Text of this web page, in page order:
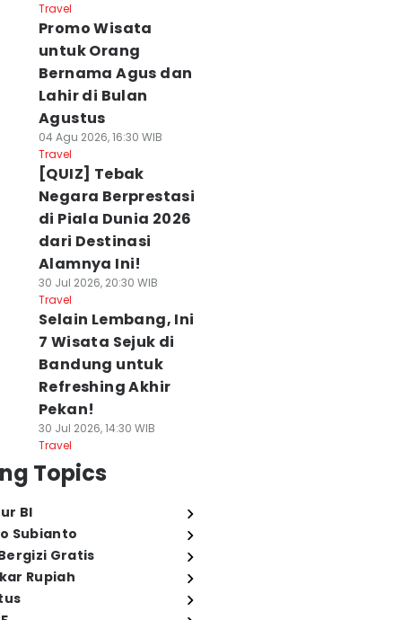
Travel
Promo Wisata
untuk Orang
Bernama Agus dan
Lahir di Bulan
Agustus
04 Agu 2026, 16:30 WIB
Travel
[QUIZ] Tebak
Negara Berprestasi
di Piala Dunia 2026
dari Destinasi
Alamnya Ini!
30 Jul 2026, 20:30 WIB
Travel
Selain Lembang, Ini
7 Wisata Sejuk di
Bandung untuk
Refreshing Akhir
Pekan!
30 Jul 2026, 14:30 WIB
Travel
Topics
BI
Subianto
Gratis
Rupiah